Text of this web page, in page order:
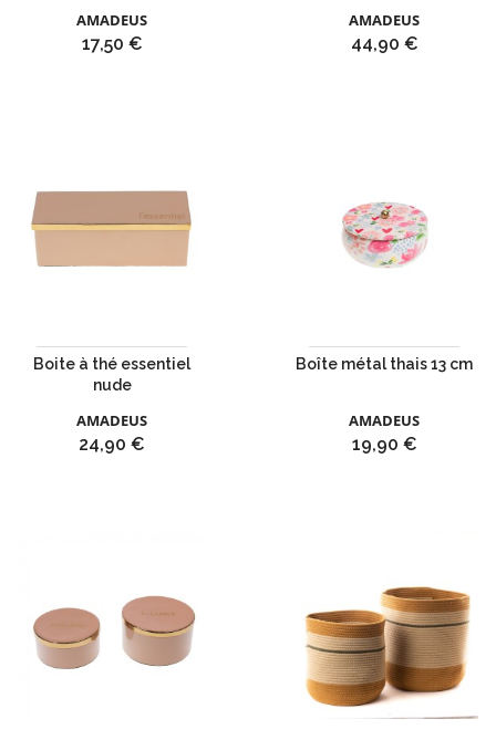
AMADEUS
Prix
17,50 €
AMADEUS
Prix
44,90 €
Boite à thé essentiel
nude
AMADEUS
Prix
24,90 €
Boîte métal thais 13 cm
AMADEUS
Prix
19,90 €